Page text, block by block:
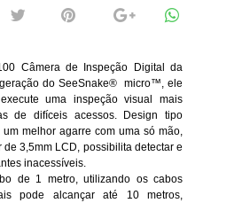
Câmera de Inspeção Digital da
do SeeSnake® micro™, ele
uma inspeção visual mais
de difíceis acessos. Design tipo
melhor agarre com uma só mão,
de 3,5mm LCD, possibilita detectar e
inacessíveis.
de 1 metro, utilizando os cabos
pode alcançar até 10 metros,